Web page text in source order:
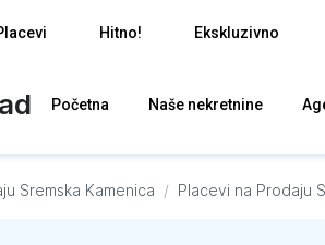
Hitno! Ekskluzivno
Početna Naše nekretnine
Sremska Kamenica / Placevi na Prodaju